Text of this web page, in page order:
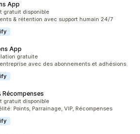
App
gratuit disponible
& rétention avec support humain 24/7
App
gratuite
avec des abonnements et adhésions
Récompenses
gratuit disponible
Points, Parrainage, VIP, Récompenses